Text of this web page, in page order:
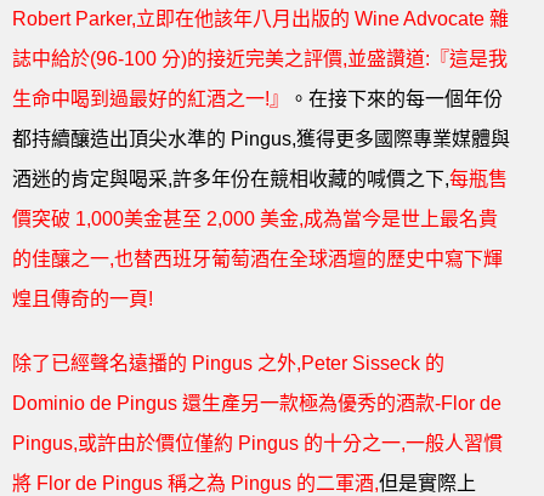
Robert Parker,立即在他該年八月出版的 Wine Advocate 雜
誌中給於(96-100 分)的接近完美之評價,並盛讚道:『這是我
生命中喝到過最好的紅酒之一!』
。在接下來的每一個年份
都持續釀造出頂尖水準的 Pingus,獲得更多國際專業媒體與
酒迷的肯定與喝采,許多年份在競相收藏的喊價之下,每瓶售
價突破 1,000美金甚至 2,000 美金,成為當今是世上最名貴
的佳釀之一,也替西班牙葡萄酒在全球酒壇的歷史中寫下輝
煌且傳奇的一頁!
除了已經聲名遠播的 Pingus 之外,Peter Sisseck 的
Dominio de Pingus 還生產另一款極為優秀的酒款-Flor de
Pingus,或許由於價位僅約 Pingus 的十分之一,一般人習慣
將 Flor de Pingus 稱之為 Pingus 的二軍酒,但是實際上